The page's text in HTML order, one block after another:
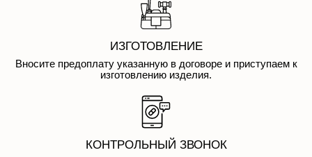
ИЗГОТОВЛЕНИЕ
Вносите предоплату указанную в договоре и приступаем к
изготовлению изделия.
КОНТРОЛЬНЫЙ ЗВОНОК
За час до выезда на установку делаем контрольный
звонок на случай, если у вас изменятся планы.